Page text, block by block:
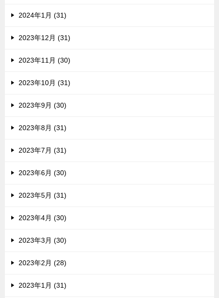
2024年1月 (31)
2023年12月 (31)
2023年11月 (30)
2023年10月 (31)
2023年9月 (30)
2023年8月 (31)
2023年7月 (31)
2023年6月 (30)
2023年5月 (31)
2023年4月 (30)
2023年3月 (30)
2023年2月 (28)
2023年1月 (31)